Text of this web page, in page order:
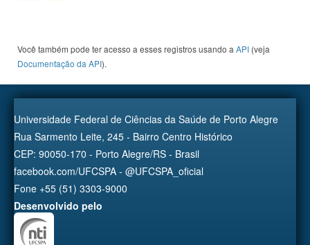
Você também pode ter acesso a esses registros usando a API (veja
Documentação da API).
Universidade Federal de Ciências da Saúde de Porto Alegre
Rua Sarmento Leite, 245 - Bairro Centro Histórico
CEP: 90050-170 - Porto Alegre/RS - Brasil
facebook.com/UFCSPA - @UFCSPA_oficial
Fone +55 (51) 3303-9000
Desenvolvido pelo